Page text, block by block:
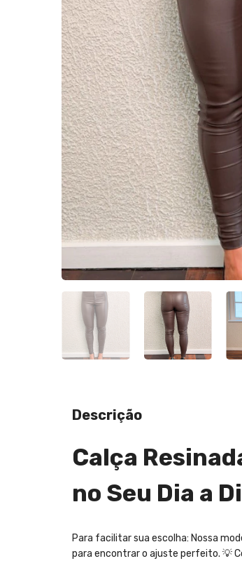
Descrição
Calça
no Seu Dia a
Para facilitar sua escolha: Nossa
para encontrar o ajuste perfeito. 💡